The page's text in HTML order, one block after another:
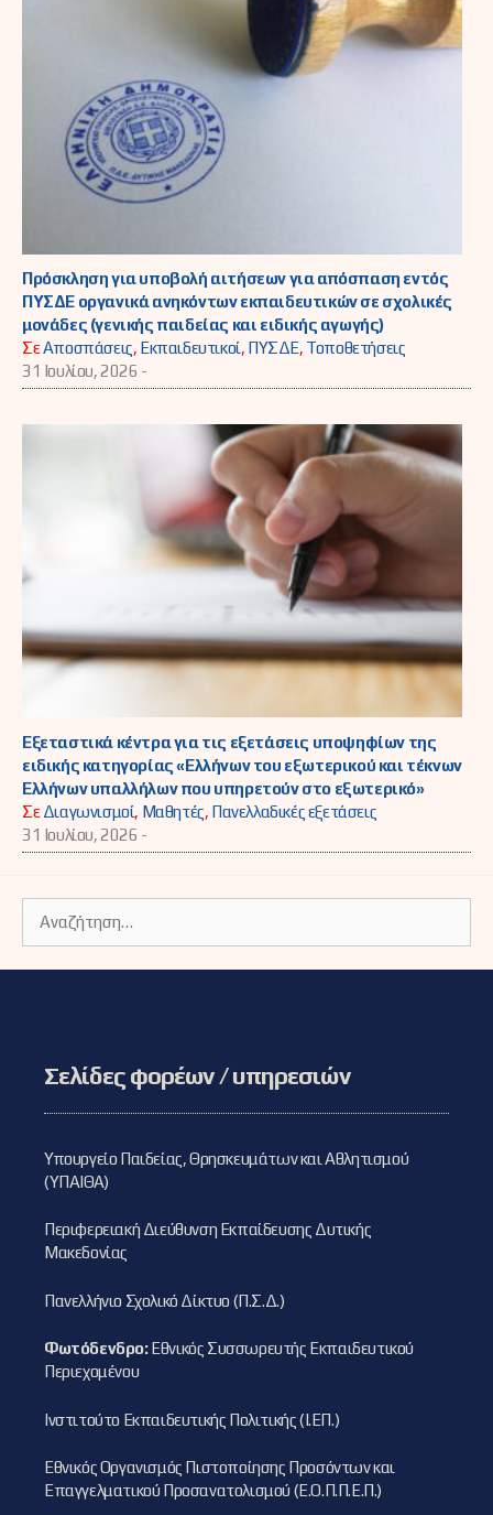
Πρόσκληση για υποβολή αιτήσεων για απόσπαση εντός
ΠΥΣΔΕ οργανικά ανηκόντων εκπαιδευτικών σε σχολικές
μονάδες (γενικής παιδείας και ειδικής αγωγής)
ΣεΑποσπάσεις, Εκπαιδευτικοί, ΠΥΣΔΕ, Τοποθετήσεις
31 Ιουλίου, 2026 -
Εξεταστικά κέντρα για τις εξετάσεις υποψηφίων της
ειδικής κατηγορίας «Ελλήνων του εξωτερικού και τέκνων
Ελλήνων υπαλλήλων που υπηρετούν στο εξωτερικό»
ΣεΔιαγωνισμοί, Μαθητές, Πανελλαδικές εξετάσεις
31 Ιουλίου, 2026 -
για:
Σελίδες φορέων / υπηρεσιών
Υπουργείο Παιδείας, Θρησκευμάτων και Αθλητισμού
(ΥΠΑΙΘΑ)
Περιφερειακή Διεύθυνση Εκπαίδευσης Δυτικής
Μακεδονίας
Πανελλήνιο Σχολικό Δίκτυο (Π.Σ.Δ.)
Φωτόδενδρο:Εθνικός Συσσωρευτής Εκπαιδευτικού
Περιεχομένου
Ινστιτούτο Εκπαιδευτικής Πολιτικής (Ι.ΕΠ.)
Εθνικός Οργανισμός Πιστοποίησης Προσόντων και
Επαγγελματικού Προσανατολισμού (Ε.Ο.Π.Π.Ε.Π.)